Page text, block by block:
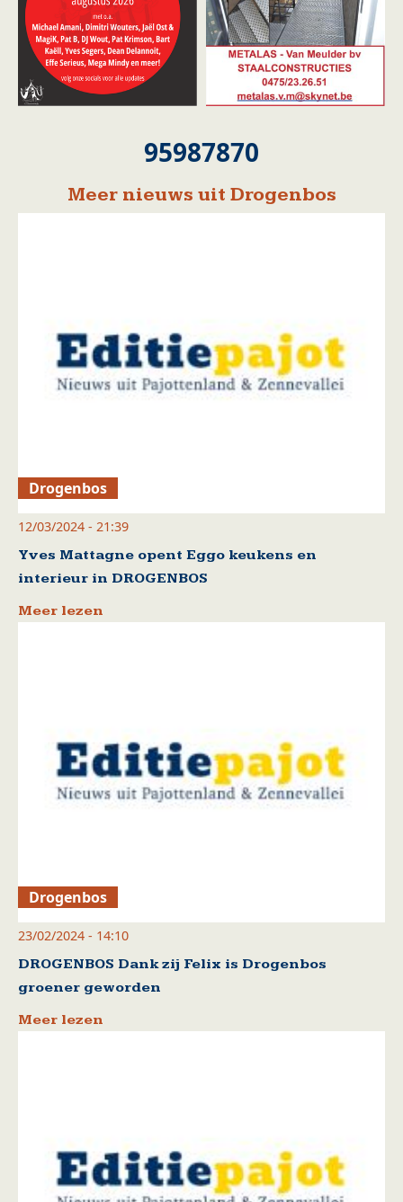
95987870
Meer nieuws uit Drogenbos
Drogenbos
12/03/2024 - 21:39
Yves Mattagne opent Eggo keukens en
interieur in DROGENBOS
Meer lezen
Drogenbos
23/02/2024 - 14:10
DROGENBOS Dank zij Felix is Drogenbos
groener geworden
Meer lezen